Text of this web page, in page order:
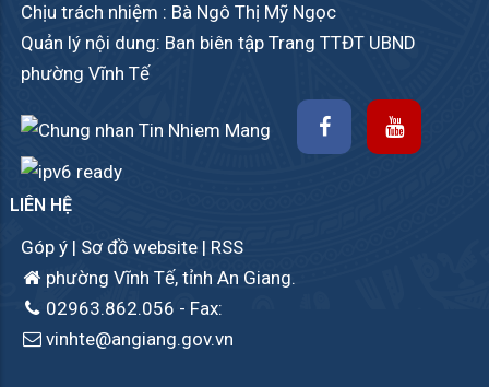
Chịu trách nhiệm : Bà Ngô Thị Mỹ Ngọc
Quản lý nội dung: Ban biên tập Trang TTĐT UBND
phường Vĩnh Tế
LIÊN HỆ
Góp ý | Sơ đồ website | RSS
phường Vĩnh Tế, tỉnh An Giang.
02963.862.056 - Fax:
vinhte@angiang.gov.vn